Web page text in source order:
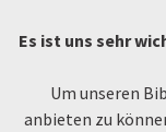
Es ist uns sehr
Um unseren
anbieten zu